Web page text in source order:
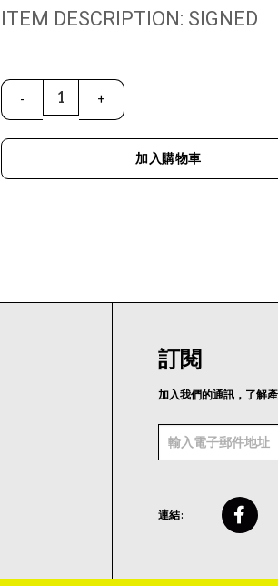
ITEM DESCRIPTION: SIGNED
加入購物車
訂閱
加入我們的通訊，了解
連結: